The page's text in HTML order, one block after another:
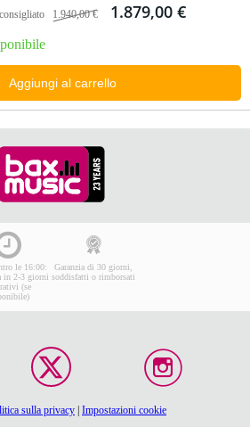
1.940,00 € 1.879,00 €
Aggiungi al carrello
le 16:00:
in 2-3 giorni
(se
Garanzia di 30 giorni,
soddisfatti o rimborsati
sulla privacy Impostazioni cookie